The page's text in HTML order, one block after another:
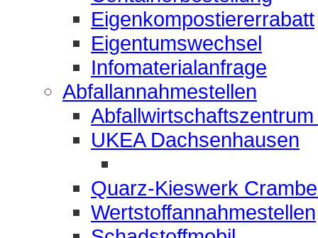
Eigenkompostiererrabatt
Eigentumswechsel
Infomaterialanfrage
Abfallannahmestellen
UKEA Dachsenhausen
Quarz-Kieswerk
Wertstoffannahmestellen